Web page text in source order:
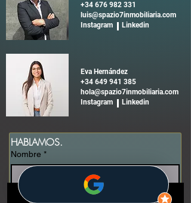
+34 676 982 331
luis@spazio7inmobiliaria.com
Instagram Linkedin
Eva Hernández
+34 649 941 385
hola@spazio7inmobiliaria.com
Instagram Linkedin
HABLAMOS.
Nombre *
Apellidos